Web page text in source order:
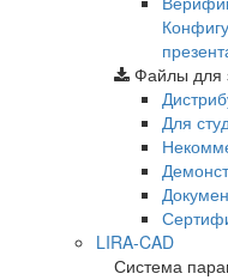
Файлы для
Для
LIRA-CAD
Система